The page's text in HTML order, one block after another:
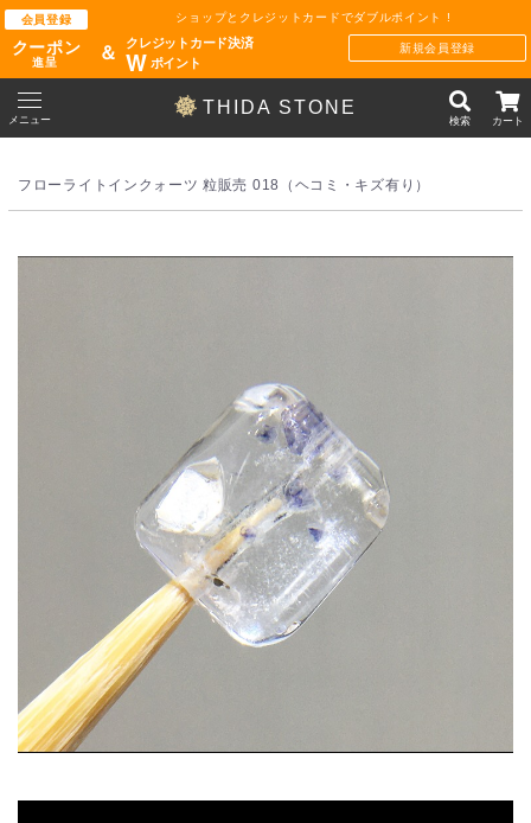
会員登録
クーポン
進呈
ショップとクレジットカードでダブルポイント !
＆
クレジットカード決済
Wポイント
新規会員登録
THIDA STONE
メニュー 検索 カート
フローライトインクォーツ 粒販売 018（ヘコミ・キズ有り）